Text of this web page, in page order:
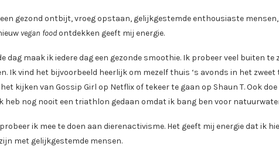
gezond ontbijt, vroeg opstaan, gelijkgestemde enthousiaste
vegan foodontdekken geeft mij energie.
dag maak ik iedere dag een gezonde smoothie. Ik probeer veel buiten
Ik vind het bijvoorbeeld heerlijk om mezelf thuis ‘s avonds in het zweet
kijken van Gossip Girl op Netflix of tekeer te gaan op Shaun T. Ook
heb nog nooit een triathlon gedaan omdat ik bang ben voor
ik mee te doen aan dierenactivisme. Het geeft mij energie dat ik
met gelijkgestemde mensen.